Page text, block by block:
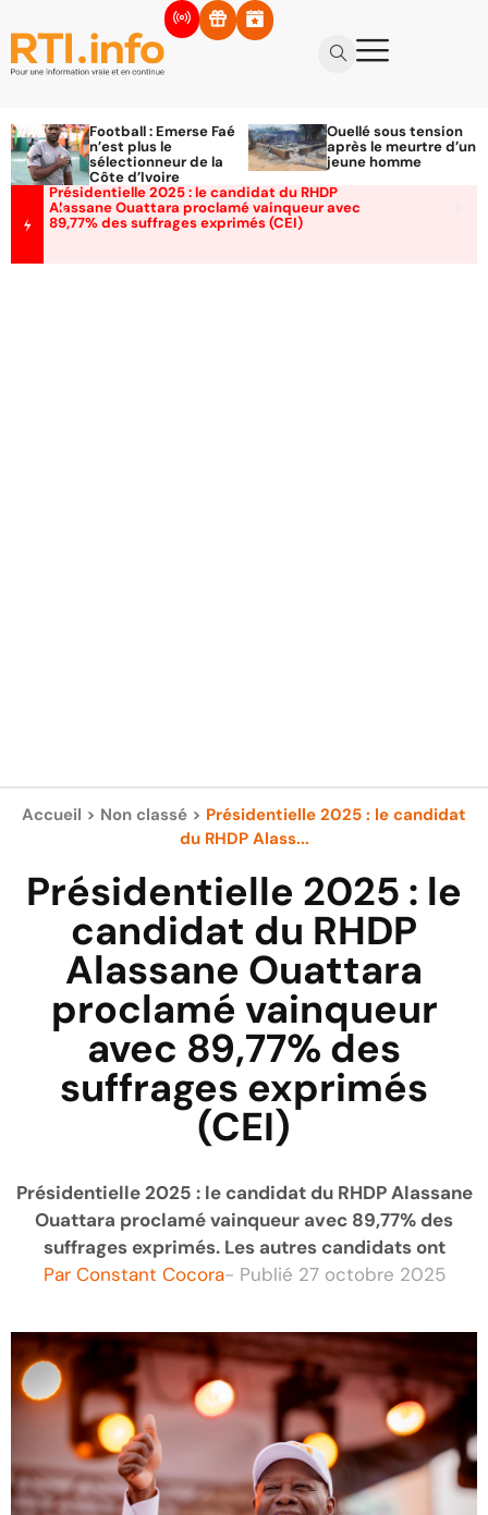
Football : Emerse Faé
n’est plus le
sélectionneur de la
Côte d’Ivoire
Ouellé sous tension
après le meurtre d’un
jeune homme
Présidentielle 2025 : le candidat du RHDP
Alassane Ouattara proclamé vainqueur avec
89,77% des suffrages exprimés (CEI)
Accueil > Non classé > Présidentielle 2025 : le candidat
du RHDP Alass...
Présidentielle 2025 : le
candidat du RHDP
Alassane Ouattara
proclamé vainqueur
avec 89,77% des
suffrages exprimés
(CEI)
Présidentielle 2025 : le candidat du RHDP Alassane
Ouattara proclamé vainqueur avec 89,77% des
suffrages exprimés. Les autres candidats ont
Par Constant Cocora- Publié 27 octobre 2025